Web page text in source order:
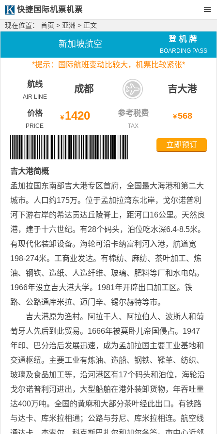
快捷国际机票机票
现在位置： 首页 > 亚洲 > 正文
新加坡航空
登机牌
BOARDING PASS
*提示：国际航班变动比较大， 机票比较紧张*
航线
AIR LINE
成都 吉大港
价格
PRICE
￥ 1420 参考税费
TAX
￥568
立即预订
吉大港简概
孟加拉国东南部吉大港专区首府，全国最大海港和第二大
城市。人口约175万。位于孟加拉湾东北岸，戈尔诺普利
河下游右岸的希达贡达丘陵脊上，距河口16公里。天然良
港，建于十六世纪。有28个码头，泊位吃水深6.4-8.5米。
有现代化装卸设备。海轮可沿卡纳富利河入港，航道宽
198-274米。工商业发达。有棉纺、麻纺、茶叶加工、炼
油、钢铁、造纸、人造纤维、玻璃、肥料等厂和水电站。
1966年设立吉大港大学。1981年开辟出口加工区。铁
路、公路通库米拉、迈门辛、锡尔赫特等市。
吉大港原为渔村。阿拉干人、阿拉伯人、波斯人和葡
萄牙人先后到此贸易。1666年被莫卧儿帝国侵占。1947
年印、巴分治后发展迅速，成为孟加拉国主要工业基地和
交通枢纽。主要工业有炼油、造船、钢铁、鞣革、纺织、
玻璃及食品加工等，沿河港区有17个码头和泊位，海轮沿
戈尔诺普利河进出，大型船舶在港外装卸货物，年吞吐量
达400万吨。全国的黄麻和大部分茶叶经此出口。有铁路
与达卡、库米拉相通；公路与芬尼、库米拉相连。航空线